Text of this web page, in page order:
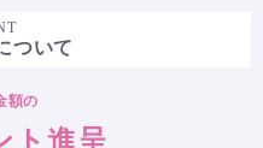
ついて
額の
ト進呈